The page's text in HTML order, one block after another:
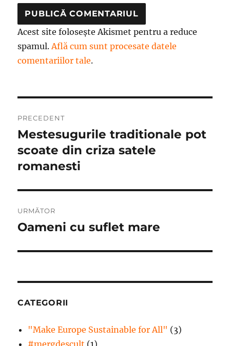
Acest site folosește Akismet pentru a reduce
spamul. Află cum sunt procesate datele
comentariilor tale.
în
articole
PRECEDENT
Articolul
anterior:
Mestesugurile traditionale pot
scoate din criza satele
romanesti
URMĂTOR
Articolul
Oameni cu suflet mare
CATEGORII
"Make Europe Sustainable for All" (3)
#mergdesculţ (1)